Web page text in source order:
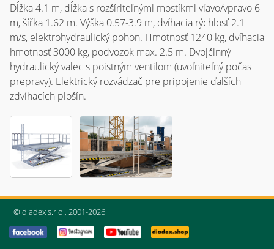
Dĺžka 4.1 m, dĺžka s rozšíriteľnými mostíkmi vľavo/vpravo 6
m, šířka 1.62 m. Výška 0.57-3.9 m, dvíhacia rýchlosť 2.1
m/s, elektrohydraulický pohon. Hmotnosť 1240 kg, dvíhacia
hmotnosť 3000 kg, podvozok max. 2.5 m. Dvojčinný
hydraulický valec s poistným ventilom (uvoľniteľný počas
prepravy). Elektrický rozvádzač pre pripojenie ďalších
zdvíhacích plošín.
© diadex s.r.o., 2001-2026